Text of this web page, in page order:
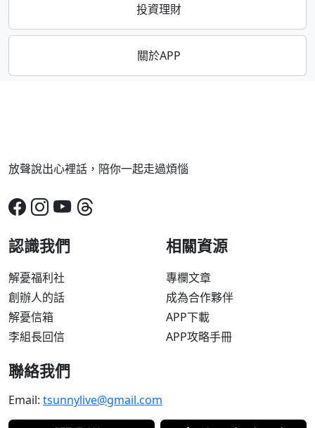
投資理財
關於APP
放聲說出心裡話，陪你一起走過煩惱
認識我們
解憂福利社
創辦人的話
解憂信箱
李組長回信
相關資源
專欄文章
成為合作夥伴
APP下載
APP攻略手冊
聯絡我們
Email: tsunnylive@gmail.com